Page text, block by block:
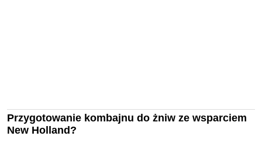
Przygotowanie kombajnu do żniw ze wsparciem
New Holland?